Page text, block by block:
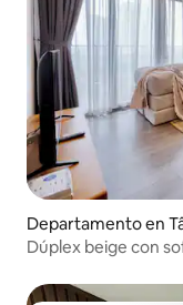
Departamento en
Dúplex beige con